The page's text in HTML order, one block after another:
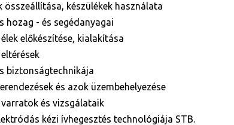
összeállítása, készülékek használata
hozag - és segédanyagai
előkészítése, kialakítása
biztonságtechnikája
és azok üzembehelyezése
varratok és vizsgálataik
kézi ívhegesztés technológiája STB.